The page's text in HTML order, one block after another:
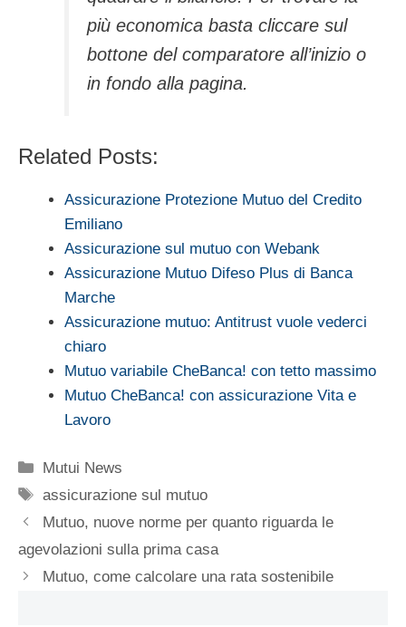
più economica basta cliccare sul
bottone del comparatore all’inizio o
in fondo alla pagina.
Related Posts:
Assicurazione Protezione Mutuo del Credito
Emiliano
Assicurazione sul mutuo con Webank
Assicurazione Mutuo Difeso Plus di Banca
Marche
Assicurazione mutuo: Antitrust vuole vederci
chiaro
Mutuo variabile CheBanca! con tetto massimo
Mutuo CheBanca! con assicurazione Vita e
Lavoro
Categorie
Mutui News
Tag
assicurazione sul mutuo
Mutuo, nuove norme per quanto riguarda le
agevolazioni sulla prima casa
Mutuo, come calcolare una rata sostenibile